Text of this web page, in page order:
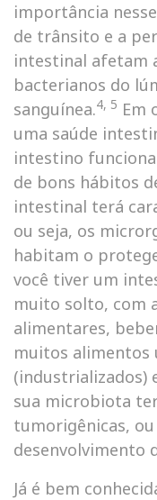
importância
de trânsito e a
intestinal afetam
bacterianos do
sanguínea.4, 5 Em
uma saúde
intestino
de bons hábitos
intestinal terá
ou seja, os
habitam o
você tiver um
muito solto, com
alimentares,
muitos alimentos
(industrializados)
sua microbiota
tumorigênicas,
desenvolvimento
Já é bem